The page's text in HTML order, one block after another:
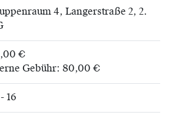
4, Langerstraße 2, 2.
€
Gebühr: 80,00 €
16